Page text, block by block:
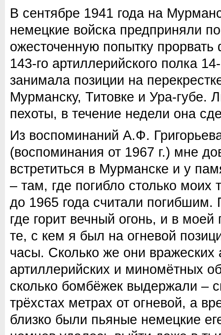
В сентябре 1941 года на
немецкие войска предприняли
ожесточенную попытку прорвать
143-го артиллерийского полка
занимала позиции на
Мурманску, Титовке и Ура-губе.
пехоты, в течение недели она
Из воспоминаний А.Ф.
(воспоминания от 1967 г.) мне
встретиться в Мурманске и у
– там, где погибло столько
до 1965 года считали погибшим.
где горит вечный огонь, и в
те, с кем я был на огневой
часы. Сколько же они вражеских
артиллерийских и миномётных
сколько бомбёжек выдержали –
трёхстах метрах от огневой, а
близко были пьяные немецкие